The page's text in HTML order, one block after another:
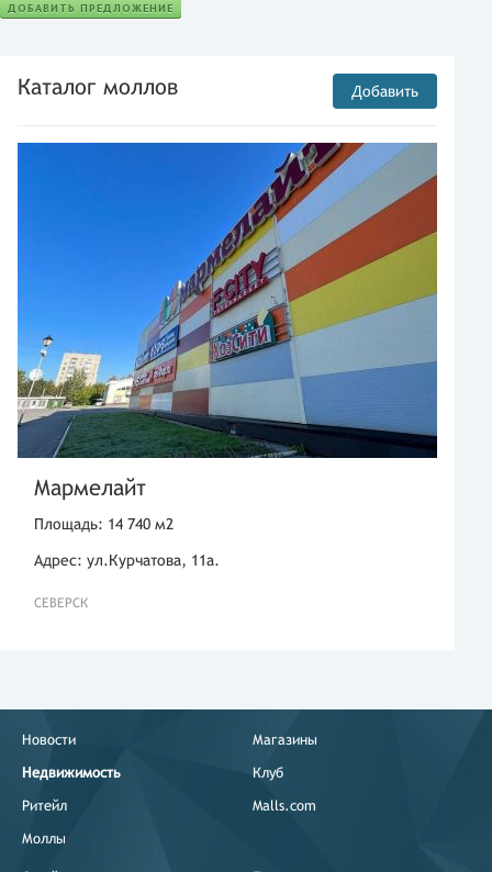
ДОБАВИТЬ ПРЕДЛОЖЕНИЕ
Каталог моллов Добавить
Мармелайт
Площадь: 14 740 м2
Адрес: ул.Курчатова, 11а.
СЕВЕРСК
Новости
Недвижимость
Ритейл
Моллы
Магазины
Клуб
Malls.com